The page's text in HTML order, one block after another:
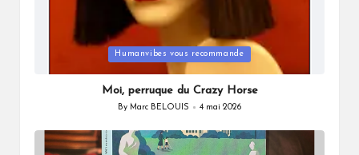
Humanvibes vous recommande
Moi, perruque du Crazy Horse
Posted
By Marc BELOUIS 4 mai 2026